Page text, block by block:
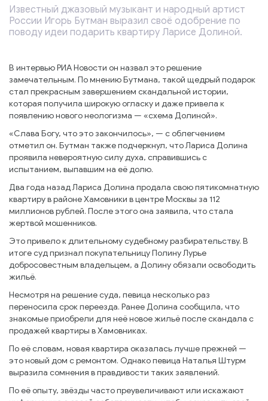
Известный джазовый музыкант и народный артист
России Игорь Бутман выразил своё одобрение по
поводу идеи подарить квартиру Ларисе Долиной.
В интервью РИА Новости он назвал это решение
замечательным. По мнению Бутмана, такой щедрый подарок
стал прекрасным завершением скандальной истории,
которая получила широкую огласку и даже привела к
появлению нового неологизма — «схема Долиной».
«Слава Богу, что это закончилось», — с облегчением
отметил он. Бутман также подчеркнул, что Лариса Долина
проявила невероятную силу духа, справившись с
испытанием, выпавшим на её долю.
Два года назад Лариса Долина продала свою пятикомнатную
квартиру в районе Хамовники в центре Москвы за 112
миллионов рублей. После этого она заявила, что стала
жертвой мошенников.
Это привело к длительному судебному разбирательству. В
итоге суд признал покупательницу Полину Лурье
добросовестным владельцем, а Долину обязали освободить
жильё.
Несмотря на решение суда, певица несколько раз
переносила срок переезда. Ранее Долина сообщила, что
знакомые приобрели для неё новое жильё после скандала с
продажей квартиры в Хамовниках.
По её словам, новая квартира оказалась лучше прежней —
это новый дом с ремонтом. Однако певица Наталья Штурм
выразила сомнения в правдивости таких заявлений.
По её опыту, звёзды часто преувеличивают или искажают